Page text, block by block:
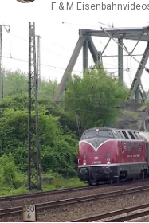
F & M